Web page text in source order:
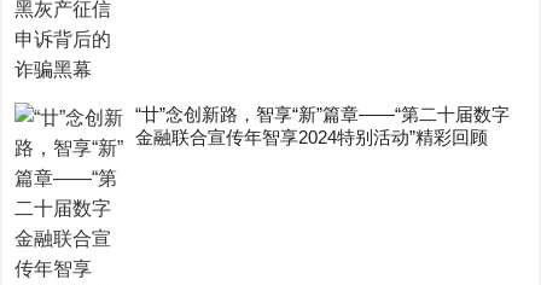
“廿”念创新路，智享“新”篇章——“第二十届数字
金融联合宣传年智享2024特别活动”精彩回顾